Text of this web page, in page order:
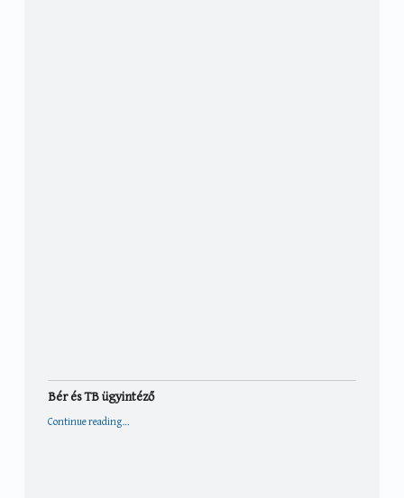
Bér és TB ügyintéző
Continue reading…